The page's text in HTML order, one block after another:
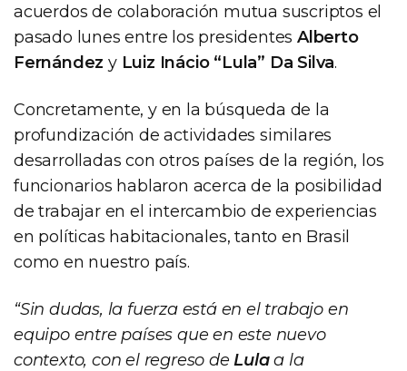
acuerdos de colaboración mutua suscriptos el
pasado lunes entre los presidentes Alberto
Fernández y Luiz Inácio “Lula” Da Silva.
Concretamente, y en la búsqueda de la
profundización de actividades similares
desarrolladas con otros países de la región, los
funcionarios hablaron acerca de la posibilidad
de trabajar en el intercambio de experiencias
en políticas habitacionales, tanto en Brasil
como en nuestro país.
“Sin dudas, la fuerza está en el trabajo en
equipo entre países que en este nuevo
contexto, con el regreso deLulaa la